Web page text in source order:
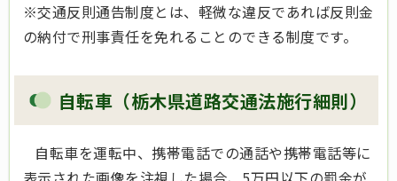
※交通反則通告制度とは、軽微な違反であれば反則金
の納付で刑事責任を免れることのできる制度です。
自転車（栃木県道路交通法施行細則）
自転車を運転中、携帯電話での通話や携帯電話等に